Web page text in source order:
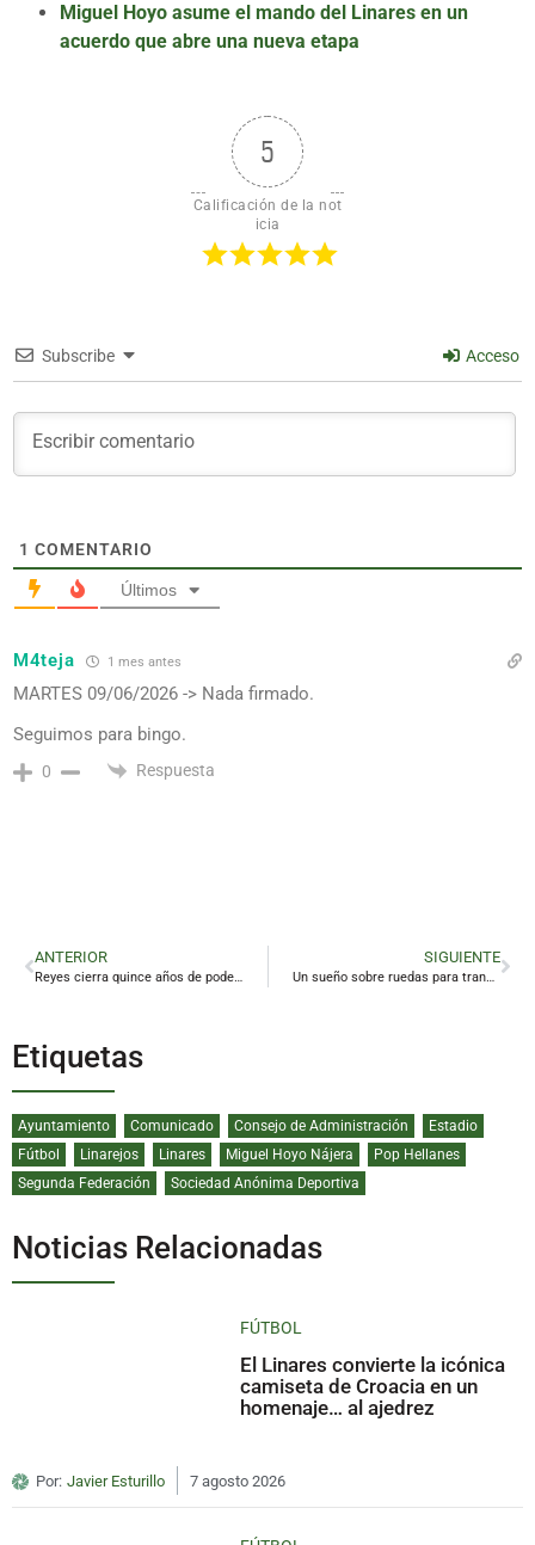
Miguel Hoyo asume el mando del Linares en un
acuerdo que abre una nueva etapa
5
Calificación de la not
icia
Subscribe Acceso
1 COMENTARIO
Últimos
M4teja 1 mes antes
MARTES 09/06/2026 -> Nada firmado.
Seguimos para bingo.
0 Respuesta
ANTERIOR
Reyes cierra quince años de poder institucional en Jaén con un alegato contra el victimismo provincial
SIGUIENTE
Un sueño sobre ruedas para transformar El Cerro
Etiquetas
Ayuntamiento Comunicado Consejo de Administración
Estadio
Fútbol
Linarejos Linares Miguel Hoyo Nájera
Pop Hellanes
Segunda Federación
Sociedad Anónima Deportiva
Noticias Relacionadas
FÚTBOL
El Linares convierte la icónica
camiseta de Croacia en un
homenaje… al ajedrez
Por: Javier Esturillo 7 agosto 2026